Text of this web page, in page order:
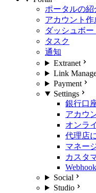
ポータルの紹
アカウント作
ダッシュボー
タスク
通知
Extranet
Link
Payment
Settings
銀行口
アカウ
オンラ
代理店
マネー
カスタ
Social
Studio